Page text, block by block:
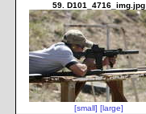
59. D101_4716_img.jpg
[small] [large]